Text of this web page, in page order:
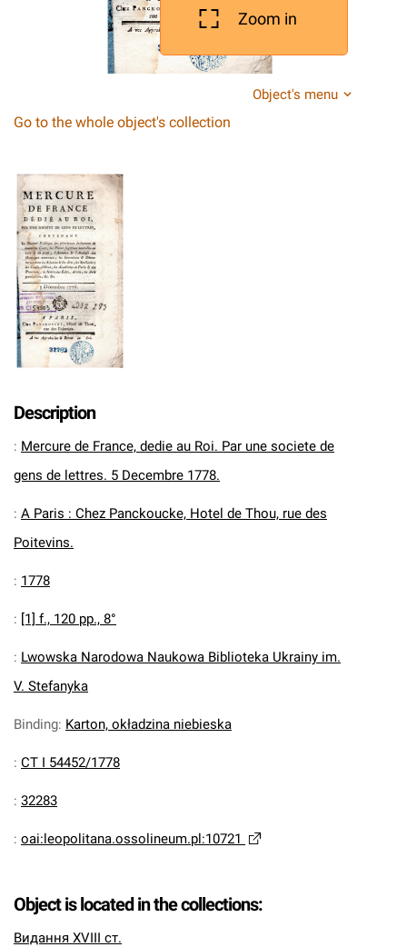
Zoom in
Object's menu
Go to the whole object's collection
Description
: Mercure de France, dedie au Roi. Par une societe de
gens de lettres. 5 Decembre 1778.
: A Paris : Chez Panckoucke, Hotel de Thou, rue des
Poitevins.
: 1778
: [1] f., 120 pp., 8°
: Lwowska Narodowa Naukowa Biblioteka Ukrainy im.
V. Stefanyka
Binding: Karton, okładzina niebieska
: CT I 54452/1778
: 32283
: oai:leopolitana.ossolineum.pl:10721
Object is located in the collections:
Видання XVIII ст.